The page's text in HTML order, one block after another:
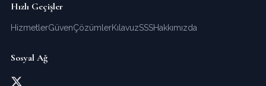
Hızlı Geçişler
HizmetlerGüvenÇözümlerKılavuzSSSHakkımızda
Sosyal Ağ